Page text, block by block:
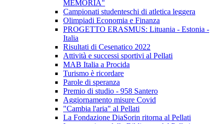
MEMORIA"
Campionati studenteschi di atletica leggera
Olimpiadi Economia e Finanza
PROGETTO ERASMUS: Lituania - Estonia -
Italia
Risultati di Cesenatico 2022
Attività e successi sportivi al Pellati
MAB Italia a Procida
Turismo è ricordare
Parole di speranza
Premio di studio - 958 Santero
Aggiornamento misure Covid
"Cambia l'aria" al Pellati
La Fondazione DiaSorin ritorna al Pellati